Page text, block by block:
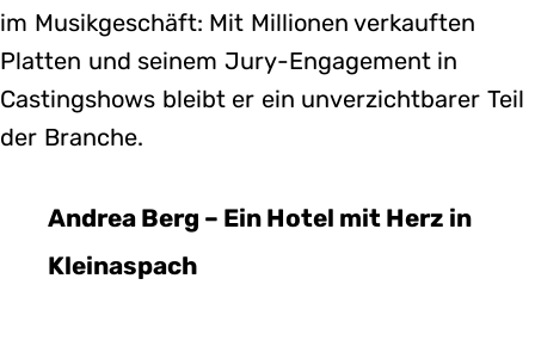
im Musikgeschäft: Mit Millionen verkauften
Platten und seinem Jury-Engagement in
Castingshows bleibt er ein unverzichtbarer Teil
der Branche.
Andrea Berg – Ein Hotel mit Herz in
Kleinaspach